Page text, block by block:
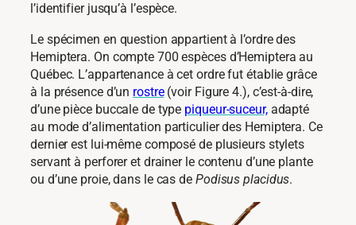
l’identifier jusqu’à l’espèce.
Le spécimen en question appartient à l’ordre des
Hemiptera. On compte 700 espèces d’Hemiptera au
Québec. L’appartenance à cet ordre fut établie grâce
à la présence d’un rostre(voir Figure 4.), c’est-à-dire,
d’une pièce buccale de type piqueur-suceur,adapté
au mode d’alimentation particulier des Hemiptera. Ce
dernier est lui-même composé de plusieurs stylets
servant à perforer et drainer le contenu d’une plante
ou d’une proie, dans le cas de Podisus placidus.